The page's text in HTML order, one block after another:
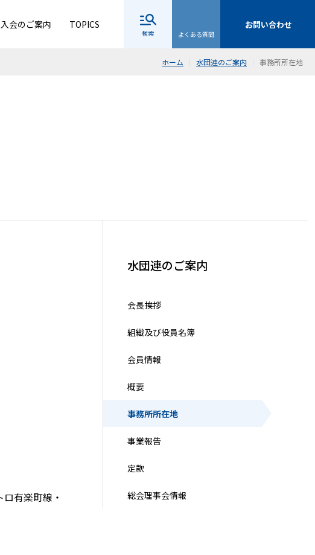
入会のご案内 TOPICS
検索 よくある質問
お問い合わせ
ホーム 水団連のご案内 事務所所在地
有楽町線・
水団連のご案内
会長挨拶
組織及び役員名簿
会員情報
概要
事務所所在地
事業報告
定款
総会理事会情報